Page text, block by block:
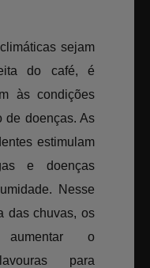
sejam
do café, é
às condições
de doenças. As
estimulam
e doenças
Nesse
das chuvas, os
aumentar o
para